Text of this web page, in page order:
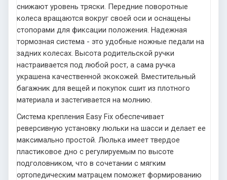
снижают уровень тряски. Передние поворотные
колеса вращаются вокруг своей оси и оснащены
стопорами для фиксации положения. Надежная
тормозная система - это удобные ножные педали на
задних колесах. Высота родительской ручки
настраивается под любой рост, а сама ручка
украшена качественной экокожей. Вместительный
багажник для вещей и покупок сшит из плотного
материала и застегивается на молнию.
Система крепления Easy Fix обеспечивает
реверсивную установку люльки на шасси и делает ее
максимально простой. Люлька имеет твердое
пластиковое дно с регулируемым по высоте
подголовником, что в сочетании с мягким
ортопедическим матрацем поможет формированию